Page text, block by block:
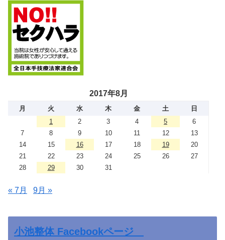
2017年8月
月 火 水 木 金 土
日
1
2 3 4 5
6
7
8 9 10 11 12
13
14
15 16 17 18 19
20
21
22 23 24 25 26
27
28
29 30 31
« 7月 9月 »
小池整体 Facebookページ